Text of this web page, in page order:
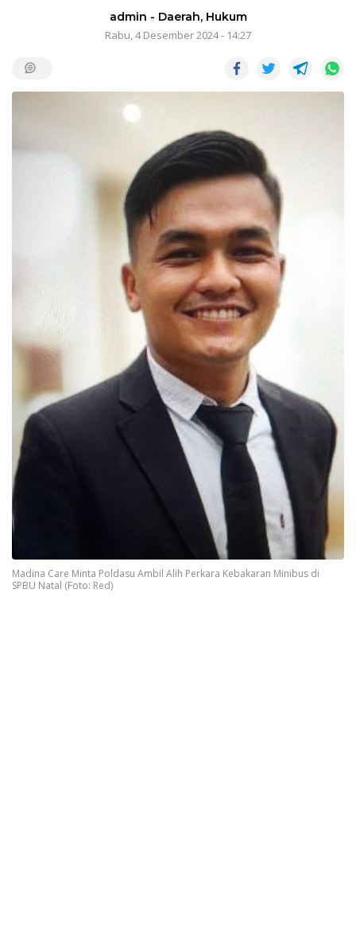
admin - Daerah, Hukum
Rabu, 4 Desember 2024 - 14:27
Madina Care Minta Poldasu Ambil Alih Perkara Kebakaran Minibus di
SPBU Natal (Foto: Red)